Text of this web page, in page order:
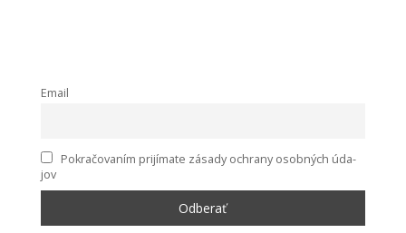
Email
Pokra­čo­va­ním pri­jí­ma­te zása­dy ochra­ny osob­ných úda­
jov